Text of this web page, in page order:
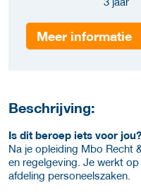
Meer informatie
Beschrijving:
Is dit beroep iets voor jou?
Na je opleiding Mbo Recht
en regelgeving. Je werkt
afdeling personeelszaken.